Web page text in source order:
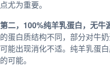
点尤为重要。
第二，100%纯羊乳蛋白，无牛
的蛋白质结构不同，部分对牛
可能出现消化不适。纯羊乳蛋
的可能。